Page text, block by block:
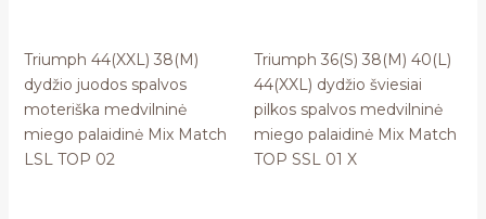
Triumph 44(XXL) 38(M)
dydžio juodos spalvos
moteriška medvilninė
miego palaidinė Mix Match
LSL TOP 02
Triumph 36(S) 38(M) 40(L)
44(XXL) dydžio šviesiai
pilkos spalvos medvilninė
miego palaidinė Mix Match
TOP SSL 01 X